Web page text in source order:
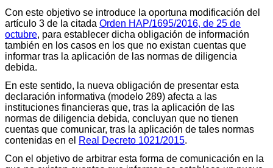
Con este objetivo se introduce la oportuna modificación del
artículo 3 de la citada Orden HAP/1695/2016, de 25 de
octubre, para establecer dicha obligación de información
también en los casos en los que no existan cuentas que
informar tras la aplicación de las normas de diligencia
debida.
En este sentido, la nueva obligación de presentar esta
declaración informativa (modelo 289) afecta a las
instituciones financieras que, tras la aplicación de las
normas de diligencia debida, concluyan que no tienen
cuentas que comunicar, tras la aplicación de tales normas
contenidas en el Real Decreto 1021/2015.
Con el objetivo de arbitrar esta forma de comunicación en la